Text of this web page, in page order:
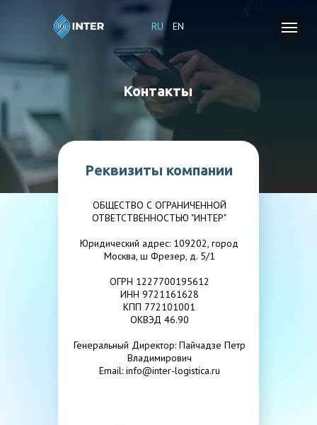
Контакты
Реквизиты компании
ОБЩЕСТВО С ОГРАНИЧЕННОЙ
ОТВЕТСТВЕННОСТЬЮ "ИНТЕР"
Юридический адрес: 109202, город
Москва, ш Фрезер, д. 5/1
ОГРН 1227700195612
ИНН 9721161628
КПП 772101001
ОКВЭД 46.90
Генеральный Директор: Пайчадзе Петр
Владимирович
Email: info@inter-logistica.ru
EN
RU